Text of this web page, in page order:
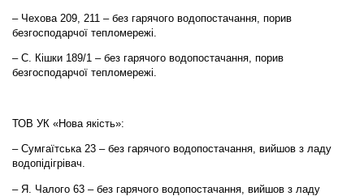
– Чехова 209, 211 – без гарячого водопостачання, порив
безгосподарчої тепломережі.
– С. Кішки 189/1 – без гарячого водопостачання, порив
безгосподарчої тепломережі.
ТОВ УК «Нова якість»:
– Сумгаїтська 23 – без гарячого водопостачання, вийшов з ладу
водопідігрівач.
– Я. Чалого 63 – без гарячого водопостачання, вийшов з ладу